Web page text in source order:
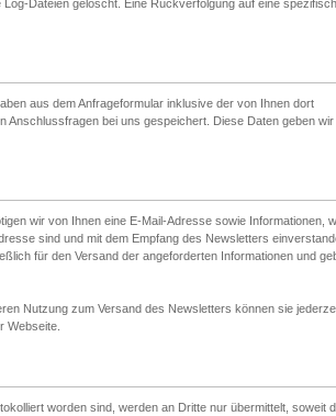
Dateien gelöscht. Eine Rückverfolgung auf eine
aus dem Anfrageformular inklusive der von Ihnen dort
Anschlussfragen bei uns gespeichert. Diese Daten geben
wir von Ihnen eine E-Mail-Adresse sowie Informationen,
sind und mit dem Empfang des Newsletters
für den Versand der angeforderten Informationen und
Nutzung zum Versand des Newsletters können sie
Webseite.
worden sind, werden an Dritte nur übermittelt, soweit